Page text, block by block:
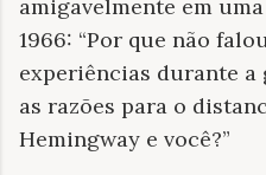
amigavelmente em
1966: “Por que não
experiências durante
as razões para o
Hemingway e você?”